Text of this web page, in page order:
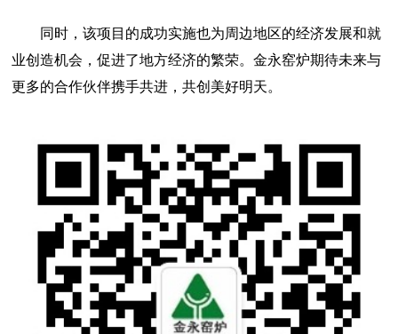
同时，该项目的成功实施也为周边地区的经济发展和就
业创造机会，促进了地方经济的繁荣。金永窑炉期待未来与
更多的合作伙伴携手共进，共创美好明天。